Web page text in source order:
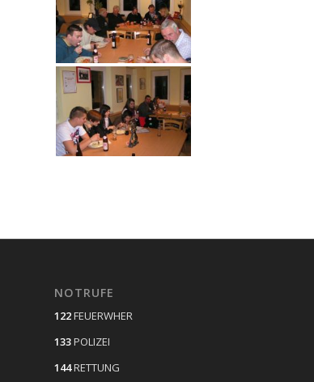
NOTRUFE
122FEUERWHER
133POLIZEI
144RETTUNG